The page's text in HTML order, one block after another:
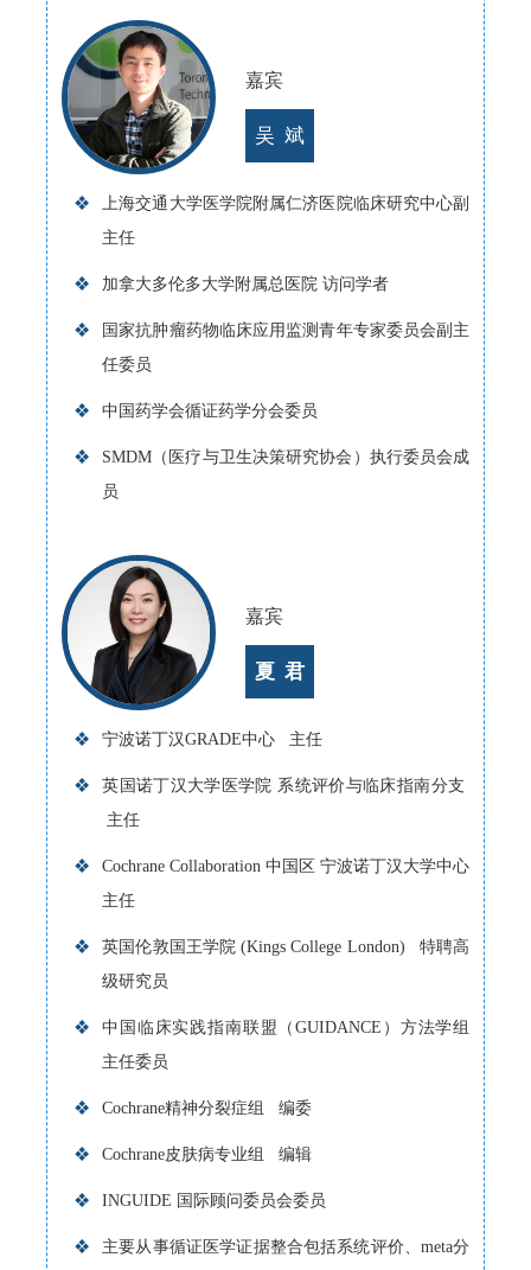
嘉宾
吴 斌
❖
上海交通大学医学院附属仁济医院临床研究中心副
主任
❖ 加拿大多伦多大学附属总医院 访问学者
❖
国家抗肿瘤药物临床应用监测青年专家委员会副主
任委员
❖ 中国药学会循证药学分会委员
❖
SMDM（医疗与卫生决策研究协会）执行委员会成
员
嘉宾
夏 君
❖ 宁波诺丁汉GRADE中心 主任
❖
英国诺丁汉大学医学院 系统评价与临床指南分支
主任
❖
Cochrane Collaboration 中国区 宁波诺丁汉大学中心
主任
❖
英国伦敦国王学院 (Kings College London) 特聘高
级研究员
❖
中国临床实践指南联盟（GUIDANCE）方法学组
主任委员
❖ Cochrane精神分裂症组 编委
❖ Cochrane皮肤病专业组 编辑
❖ INGUIDE 国际顾问委员会委员
❖
主要从事循证医学证据整合包括系统评价、meta分